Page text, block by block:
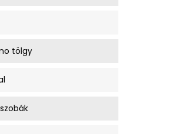
tölgy